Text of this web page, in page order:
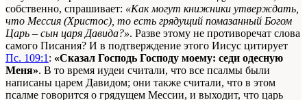
собственно, спрашивает: «Как могут книжники утверждать,
что Мессия (Христос), то есть грядущий помазанный Богом
Царь – сын царя Давида?». Разве этому не противоречат слова
самого Писания? И в подтверждение этого Иисус цитирует
Пс. 109:1 : «Сказал Господь Господу моему: седи одесную
Меня». В то время иудеи считали, что все псалмы были
написаны царем Давидом; они также считали, что в этом
псалме говорится о грядущем Мессии, и выходит, что царь